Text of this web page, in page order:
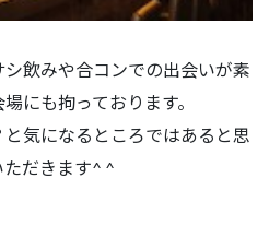
飲みや合コンでの出会いが素
にも拘っております。
気になるところではあると思
ただきます^ ^